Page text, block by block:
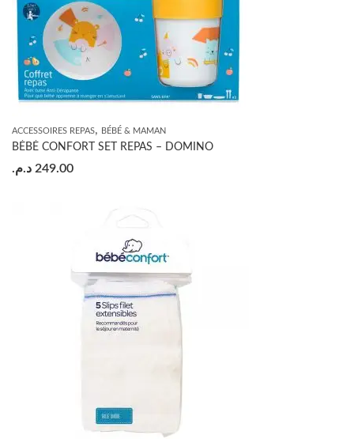
ACCESSOIRES REPAS, BÉBÉ & MAMAN
BÉBÉ CONFORT SET REPAS – DOMINO
249.00 د.م.